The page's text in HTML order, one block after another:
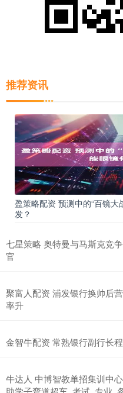
推荐资讯
盈策略配资 预测中的“百镜
发？
七星策略 奥特曼与马斯克竞
官
聚富人配资 浦发银行换帅后
率升
金智牛配资 常熟银行副行长
牛达人 中博智教单招集训中